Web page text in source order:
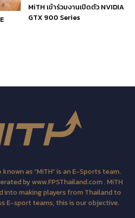
MiTH เข้าร่วมงานเปิดตัว NVIDIA
GTX 900 Series
as “MiTH” is an E-Sports team.
by www.FPSThailand.com . MiTH
into making players from Thailand to
E-sport teams, this is our objective.